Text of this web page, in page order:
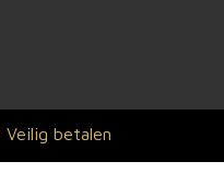
Veilig betalen